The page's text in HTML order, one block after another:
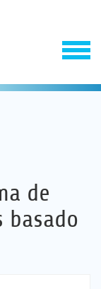
de
basado